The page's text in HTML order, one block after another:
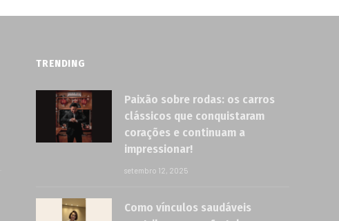
TRENDING
Paixão sobre rodas: os carros
clássicos que conquistaram
corações e continuam a
impressionar!
setembro 12, 2025
Como vínculos saudáveis